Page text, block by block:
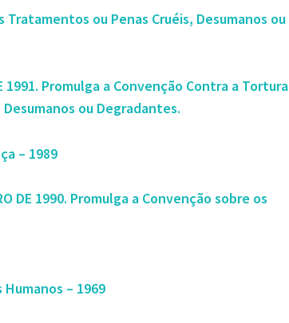
ou Penas Cruéis, Desumanos ou
1991. Promulga a Convenção Contra a Tortura
ou Degradantes.
– 1989
DE 1990. Promulga a Convenção sobre os
– 1969